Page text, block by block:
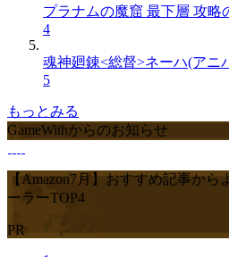
プラナムの魔窟 最下層 攻略
4
魂神廻錬<総督>ネーハ(アニ
5
もっとみる
GameWithからのお知らせ
【Amazon7月】おすすめ記事か
ーラーTOP4
PR